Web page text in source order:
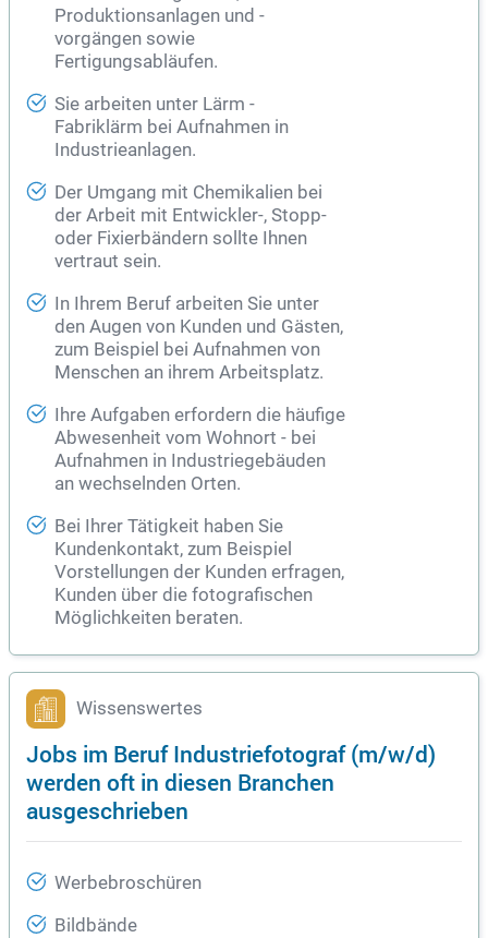
Produktionsanlagen und -
vorgängen sowie
Fertigungsabläufen.
Sie arbeiten unter Lärm -
Fabriklärm bei Aufnahmen in
Industrieanlagen.
Der Umgang mit Chemikalien bei
der Arbeit mit Entwickler-, Stopp-
oder Fixierbändern sollte Ihnen
vertraut sein.
In Ihrem Beruf arbeiten Sie unter
den Augen von Kunden und Gästen,
zum Beispiel bei Aufnahmen von
Menschen an ihrem Arbeitsplatz.
Ihre Aufgaben erfordern die häufige
Abwesenheit vom Wohnort - bei
Aufnahmen in Industriegebäuden
an wechselnden Orten.
Bei Ihrer Tätigkeit haben Sie
Kundenkontakt, zum Beispiel
Vorstellungen der Kunden erfragen,
Kunden über die fotografischen
Möglichkeiten beraten.
Wissenswertes
Jobs im Beruf Industriefotograf (m/w/d)
werden oft in diesen Branchen
ausgeschrieben
Werbebroschüren
Bildbände